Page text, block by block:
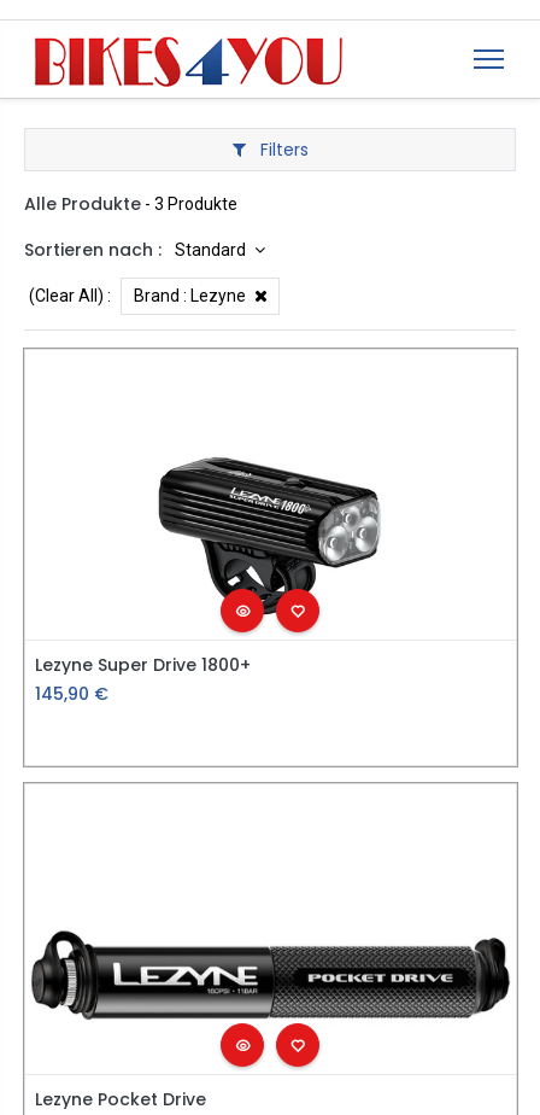
Filters
Alle Produkte - 3 Produkte
Sortieren nach : Standard
(Clear All) : Brand : Lezyne
Lezyne Super Drive 1800+
145,90 €
Lezyne Pocket Drive